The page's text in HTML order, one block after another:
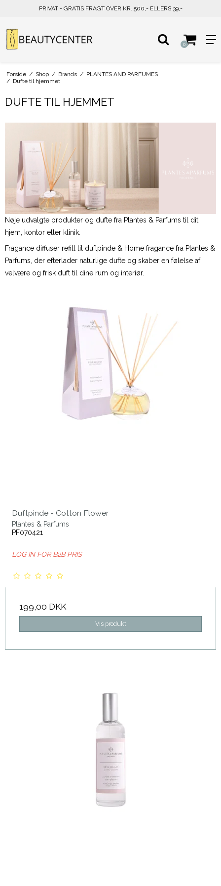
PRIVAT - GRATIS FRAGT OVER KR. 500,- ELLERS 39,-
0
Forside / Shop / Brands / PLANTES AND PARFUMES
/ Dufte til hjemmet
DUFTE TIL HJEMMET
Nøje udvalgte produkter og dufte fra Plantes & Parfums til dit
hjem, kontor eller klinik.
Fragance diffuser refill til duftpinde & Home fragance fra Plantes &
Parfums, der efterlader naturlige dufte og skaber en følelse af
velvære og frisk duft til dine rum og interiør.
Duftpinde - Cotton Flower
Plantes & Parfums
PF070421
LOG IN FOR B2B PRIS
199,00 DKK
Vis produkt